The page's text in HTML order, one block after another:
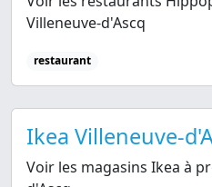
Villeneuve-d'Ascq
restaurant
Ikea Villeneuve-
Voir les magasins Ikea à